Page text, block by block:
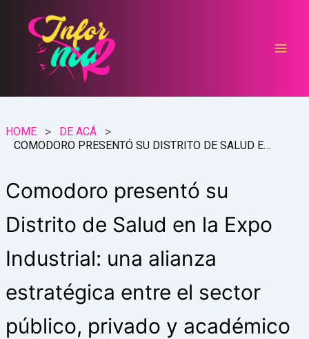
contenido
HOME
DE ACÁ
COMODORO PRESENTÓ SU DISTRITO DE SALUD EN LA EXPO INDUSTRIAL: UNA ALIANZA ESTRATÉGICA ENTRE EL SECTOR PÚBLICO, PRIVADO Y ACADÉMICO
Comodoro presentó su
Distrito de Salud en la Expo
Industrial: una alianza
estratégica entre el sector
público, privado y académico